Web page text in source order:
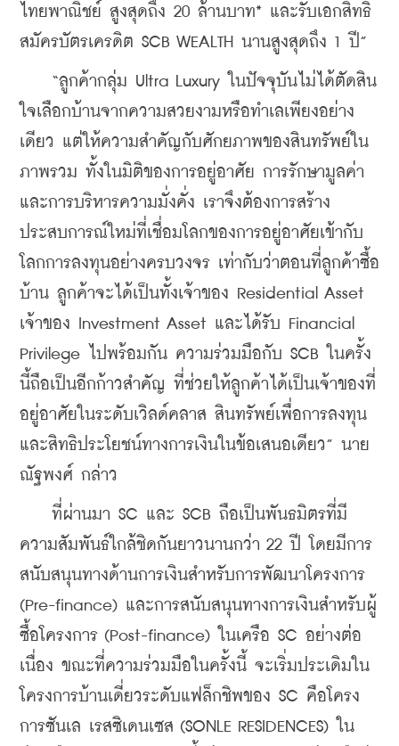
ไทยพาณิชย์ สูงสุดถึง 20 ล้านบาท* และรับเอกสิทธิ์
สมัครบัตรเครดิต SCB WEALTH นานสูงสุดถึง 1 ปี”
“ลูกค้ากลุ่ม Ultra Luxury ในปัจจุบันไม่ได้ตัดสิน
ใจเลือกบ้านจากความสวยงามหรือทำเลเพียงอย่าง
เดียว แต่ให้ความสำคัญกับศักยภาพของสินทรัพย์ใน
ภาพรวม ทั้งในมิติของการอยู่อาศัย การรักษามูลค่า
และการบริหารความมั่งคั่ง เราจึงต้องการสร้าง
ประสบการณ์ใหม่ที่เชื่อมโลกของการอยู่อาศัยเข้ากับ
โลกการลงทุนอย่างครบวงจร เท่ากับว่าตอนที่ลูกค้าซื้อ
บ้าน ลูกค้าจะได้เป็นทั้งเจ้าของ Residential Asset
เจ้าของ Investment Asset และได้รับ Financial
Privilege ไปพร้อมกัน ความร่วมมือกับ SCB ในครั้ง
นี้ถือเป็นอีกก้าวสำคัญ ที่ช่วยให้ลูกค้าได้เป็นเจ้าของที่
อยู่อาศัยในระดับเวิลด์คลาส สินทรัพย์เพื่อการลงทุน
และสิทธิประโยชน์ทางการเงินในข้อเสนอเดียว” นาย
ณัฐพงศ์ กล่าว
ที่ผ่านมา SC และ SCB ถือเป็นพันธมิตรที่มี
ความสัมพันธ์ใกล้ชิดกันยาวนานกว่า 22 ปี โดยมีการ
สนับสนุนทางด้านการเงินสำหรับการพัฒนาโครงการ
(Pre-finance) และการสนับสนุนทางการเงินสำหรับผู้
ซื้อโครงการ (Post-finance) ในเครือ SC อย่างต่อ
เนื่อง ขณะที่ความร่วมมือในครั้งนี้ จะเริ่มประเดิมใน
โครงการบ้านเดี่ยวระดับแฟล็กชิพของ SC คือโครง
การซันเล เรสซิเดนเซส (SONLE RESIDENCES) ใน